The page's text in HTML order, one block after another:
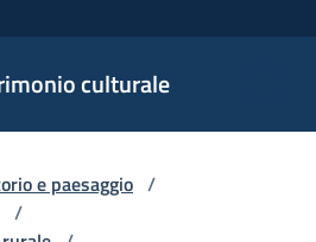
culturale
e paesaggio /
/